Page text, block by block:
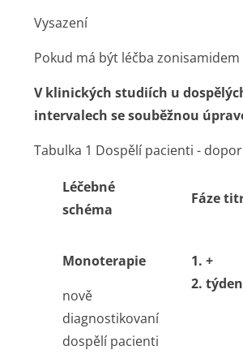
Vysazení
Pokud má být léčba
V klinických studiích u
intervalech se souběžnou
Tabulka 1 Dospělí pacienti -
Léčebné
schéma
Fáze
Monoterapie
nově
diagnostikovaní
dospělí pacienti
1. +
2. týden